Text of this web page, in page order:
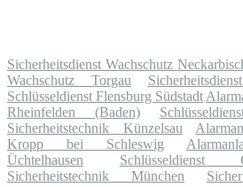
Sicherheitsdienst Wachschutz
Wachschutz Torgau
Schlüsseldienst Flensburg Südstadt
Rheinfelden (Baden)
Sicherheitstechnik Künzelsau
Kropp bei Schleswig
Üchtelhausen
Schlüsseldienst
Sicherheitstechnik München